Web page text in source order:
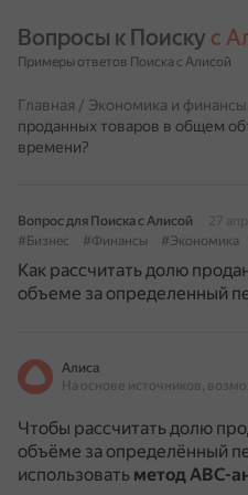
Вопросы к Поиску с
Примеры ответов Поиска с Алисой
Главная / Экономика и финансы
проданных товаров в общем
времени?
Вопрос для Поиска с Алисой
27
#Бизнес
#Финансы #Экономика
Как рассчитать долю
объеме за определенный
Алиса
Чтобы рассчитать долю
объёме за определённый
использовать метод ABC-